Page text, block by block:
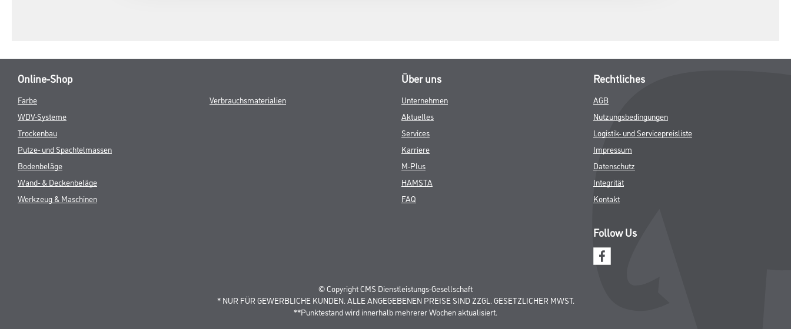
Online-Shop
Farbe
WDV-Systeme
Trockenbau
Putze- und Spachtelmassen
Bodenbeläge
Wand- & Deckenbeläge
Werkzeug & Maschinen
Verbrauchsmaterialien
Über uns
Unternehmen
Aktuelles
Services
Karriere
M-Plus
HAMSTA
FAQ
Rechtliches
AGB
Nutzungsbedingungen
Logistik- und Servicepreisliste
Impressum
Datenschutz
Integrität
Kontakt
Follow Us
© Copyright CMS Dienstleistungs-Gesellschaft
* NUR FÜR GEWERBLICHE KUNDEN. ALLE ANGEGEBENEN PREISE SIND ZZGL. GESETZLICHER MWST.
**Punktestand wird innerhalb mehrerer Wochen aktualisiert.